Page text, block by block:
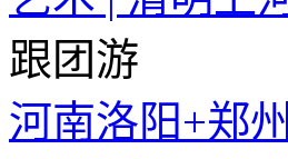
跟团游
河南洛阳+郑